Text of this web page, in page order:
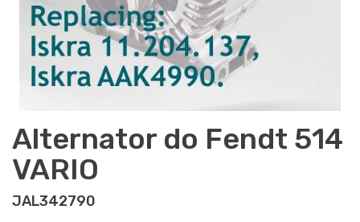
Alternator do Fendt 514
VARIO
JAL342790